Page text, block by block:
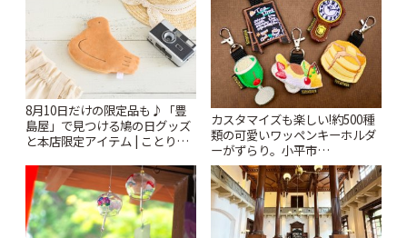
8月10日だけの限定品も♪「豊
島屋」で見つける鳩の日グッズ
と本店限定アイテム | ことりっ
カスタマイズも楽しい!約500種
類の可愛いワッペンキーホルダ
ーがずらり。小平市
「Kimamaya T&K」 | ことりっ
ぷ